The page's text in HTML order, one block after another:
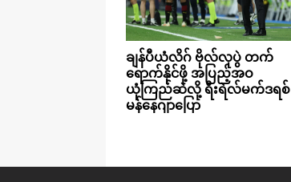
ချန်ပီယံလိဂ် ဗိုလ်လုပွဲ တက်
ရောက်နိုင်ဖို့ အပြည့်အဝ
ယုံကြည်ဆဲလို့ ရီးရဲလ်မက်ဒရစ်
မန်နေဂျာပြော